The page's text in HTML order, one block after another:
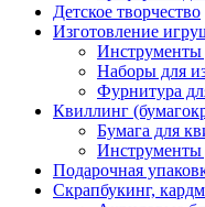
Детское творчество
Изготовление
Инструменты
Наборы для
Фурнитура
Квиллинг
Бумага для
Инструменты
Подарочная
Скрапбукинг,